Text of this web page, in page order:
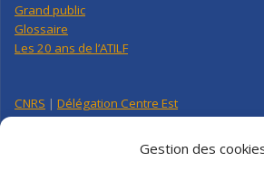
Gestion des
Grand public
Glossaire
Les 20 ans de l’ATILF
CNRS | Délégation Centre Est
Université de Lorraine
CNRS Hebdo Centre-Est